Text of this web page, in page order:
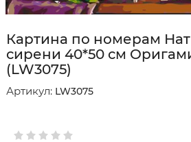
Картина по номерам
сирени 40*50 см
(LW3075)
Артикул: LW3075